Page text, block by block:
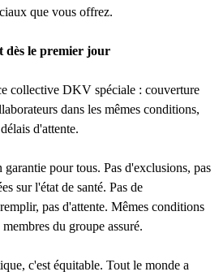
que vous offrez.
dès le premier jour
collective DKV spéciale : couverture
dans les mêmes conditions,
d'attente.
pour tous. Pas d'exclusions, pas
sur l'état de santé. Pas de
pas d'attente. Mêmes conditions
du groupe assuré.
c'est équitable. Tout le monde a